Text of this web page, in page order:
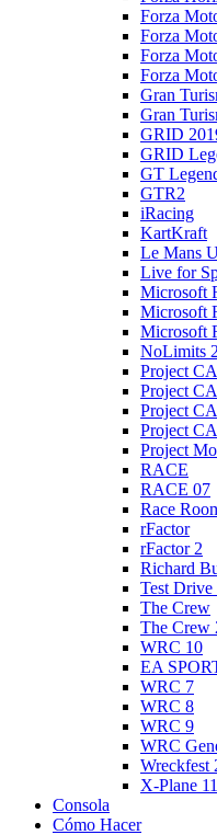
Forza
Forza
Forza
Forza
Gran
Gran
GRID
GRID
GT
GTR2
iRacing
KartKraft
Le Mans
Live for
Microsoft
Microsoft
Microsoft
NoLimits 2
Project
Project
Project
Project
Project
RACE
RACE 07
Race
rFactor
rFactor 2
Richard
Test
The Crew
The Crew
WRC 10
EA
WRC 7
WRC 8
WRC 9
WRC
Wreckfest
X-Plane
Consola
Cómo Hacer